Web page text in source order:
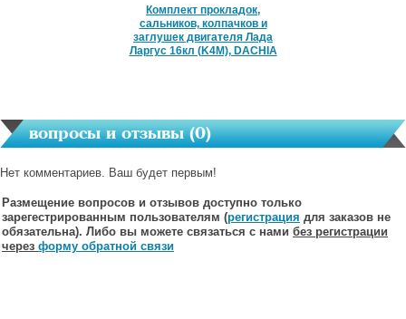
Комплект прокладок,
сальников, колпачков и
заглушек двигателя Лада
Ларгус 16кл (K4M), DACHIA
вопросы и отзывы (0)
Нет комментариев. Ваш будет первым!
Размещение вопросов и отзывов доступно только
зарегестрированным пользователям (регистрация для заказов не
обязательна). Либо вы можете связаться с нами без регистрации
через форму обратной связи